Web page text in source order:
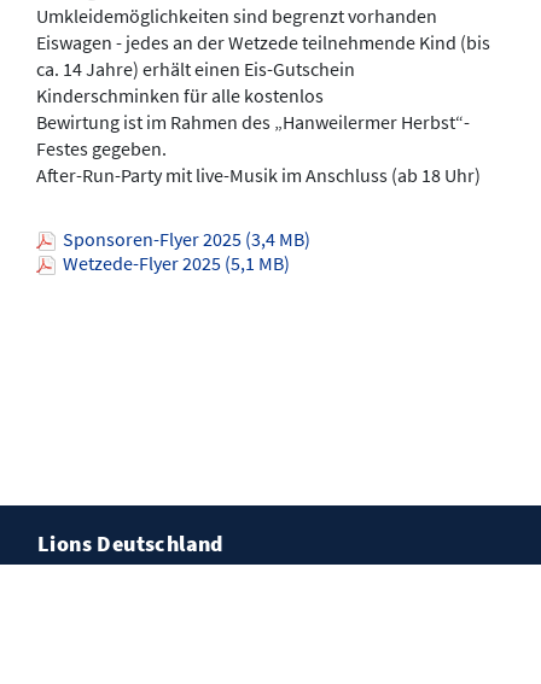
Umkleidemöglichkeiten sind begrenzt vorhanden
Eiswagen - jedes an der Wetzede teilnehmende Kind (bis
ca. 14 Jahre) erhält einen Eis-Gutschein
Kinderschminken für alle kostenlos
Bewirtung ist im Rahmen des „Hanweilermer Herbst“-
Festes gegeben.
After-Run-Party mit live-Musik im Anschluss (ab 18 Uhr)
Sponsoren-Flyer 2025 (3,4 MB)
Wetzede-Flyer 2025 (5,1 MB)
Lions Deutschland